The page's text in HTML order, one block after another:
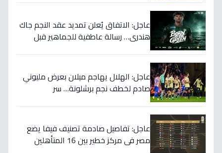
عاجل: الاتفاق يُعلن تمديد عقد النجم جاك
هندري… رسالة عاطفية للجماهير قبل
عاجل: الهلال يهاجم ميلان بعرض مليوني
صادم لخطف نجم برشلونة… سر
عاجل: تفاصيل صادمة تصنيف فيفا يضع
مصر في مركز خطير بين 16 المتأهلين